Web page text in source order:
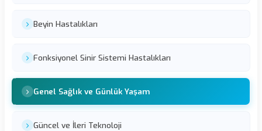
Beyin Hastalıkları
Fonksiyonel Sinir Sistemi Hastalıkları
Genel Sağlık ve Günlük Yaşam
Güncel ve İleri Teknoloji